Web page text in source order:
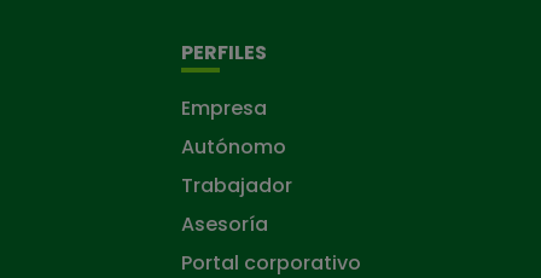
PERFILES
Empresa
Autónomo
Trabajador
Asesoría
Portal corporativo